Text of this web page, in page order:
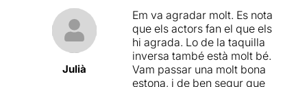
aporta ningún juego
escénico que no se haya
podido ver previamente.
Quizás es pedir demasiado
a un montaje que bastante
Julià
Em va agradar molt. Es nota
que els actors fan el que els
hi agrada. Lo de la taquilla
inversa també està molt bé.
Vam passar una molt bona
estona, i de ben segur que